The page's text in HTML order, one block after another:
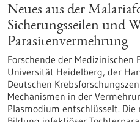
Neues aus der
Sicherungsseilen und
Parasitenvermehrung
Forschende der
Universität Heidelberg, der
Deutschen
Mechanismen in der
Plasmodium entschlüsselt.